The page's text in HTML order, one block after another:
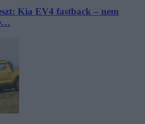
Kia EV4 fastback – nem